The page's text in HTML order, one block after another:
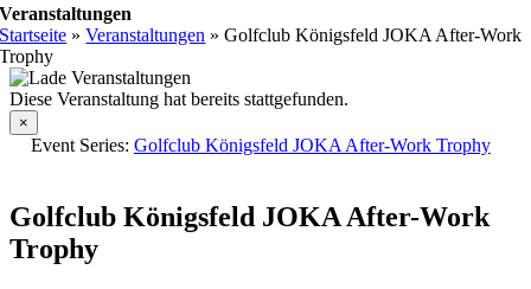
Veranstaltungen
Startseite »Veranstaltungen »Golfclub Königsfeld JOKA After-Work
Trophy
Diese Veranstaltung hat bereits stattgefunden.
×
Event Series: Golfclub Königsfeld JOKA After-Work Trophy
Golfclub Königsfeld JOKA After-Work
Trophy